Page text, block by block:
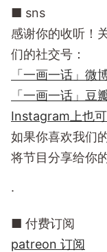
■ sns
感谢你的收听！
们的社交号：
「一画一话」微
「一画一话」豆
Instagram上也可
如果你喜欢我们
将节目分享给你
·
■ 付费订阅
patreon 订阅